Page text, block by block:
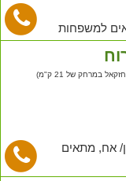
במרחק של 21 ק"מ)
קמין/ אח, מתאים